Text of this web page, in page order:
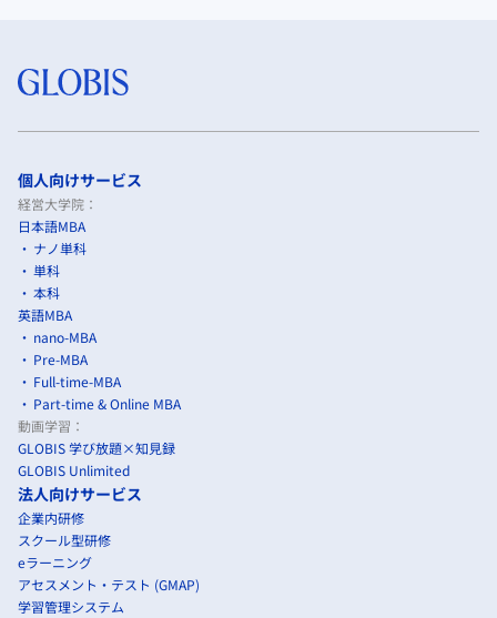
個人向けサービス
経営大学院：
日本語MBA
ナノ単科
単科
本科
英語MBA
nano-MBA
Pre-MBA
Full-time-MBA
Part-time & Online MBA
動画学習：
GLOBIS 学び放題×知見録
GLOBIS Unlimited
法人向けサービス
企業内研修
スクール型研修
eラーニング
アセスメント・テスト (GMAP)
学習管理システム